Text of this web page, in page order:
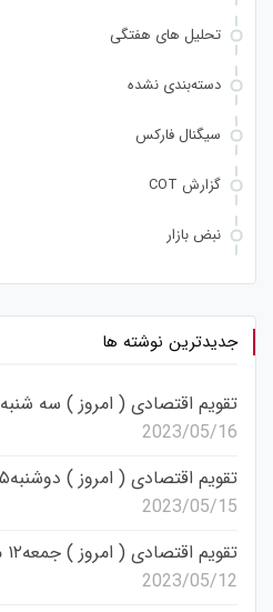
تحلیل های هفتگی
دسته‌بندی نشده
سیگنال فارکس
گزارش COT
نبض بازار
جدیدترین نوشته ها
تقویم اقتصادی ( امروز ) سه شنبه۱۶ می ۲۰۲۳
2023/05/16
تقویم اقتصادی ( امروز ) دوشنبه۱۵ می ۲۰۲۳
2023/05/15
تقویم اقتصادی ( امروز ) جمعه۱۲ می ۲۰۲۳
2023/05/12